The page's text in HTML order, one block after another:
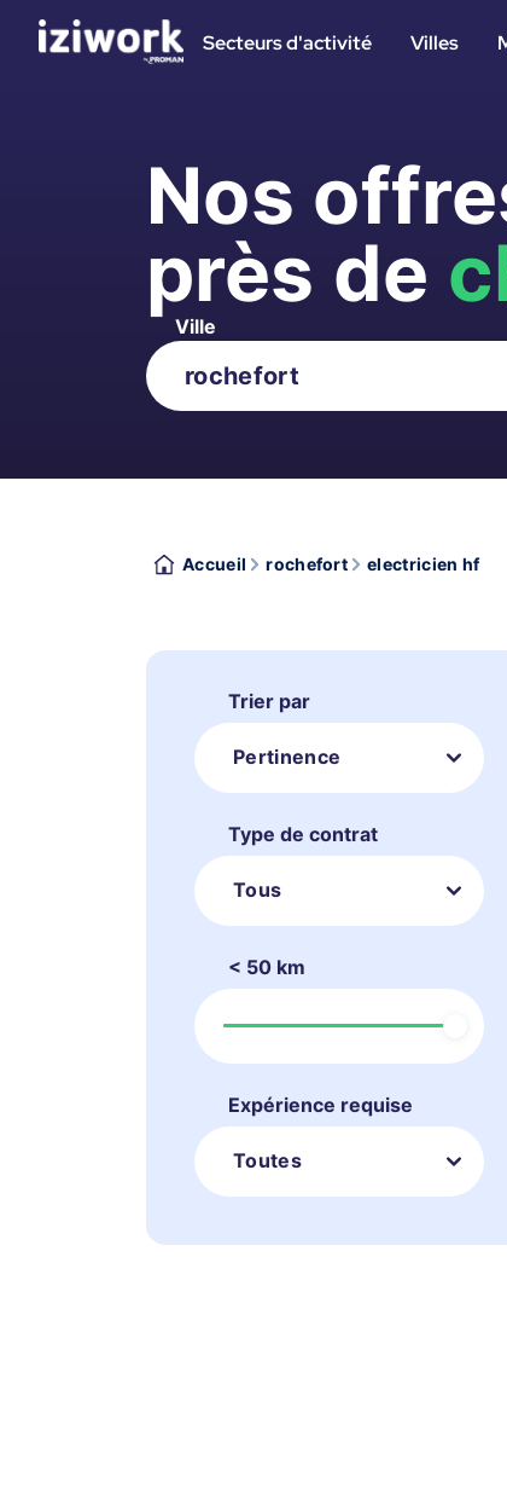
Secteurs d'activité Villes
Nos
près de
Ville
Accueil rochefort electricien hf
Trier par
Pertinence
Type de contrat
Tous
< 50 km
Expérience requise
Toutes